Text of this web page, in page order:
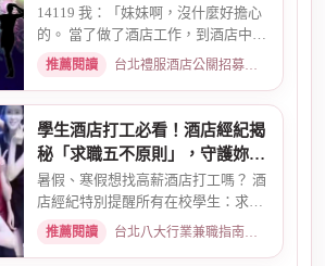
14119 我：「妹妹啊，沒什麼好擔心
的。 當了做了酒店工作，到酒店中，
還有兩個機會 一個是單純、...
推薦閱讀 台北禮服酒店公關招募：兼職工作內容與薪資規範 · 2026-01-08
學生酒店打工必看！酒店經紀揭
秘「求職五不原則」，守護妳的
求職安全
暑假、寒假想找高薪酒店打工嗎？ 酒
店經紀特別提醒所有在校學生：求職
時請務必堅守「五不原則」...
推薦閱讀 台北八大行業兼職指南：熱門職缺與求職須知 · 2026-03-09